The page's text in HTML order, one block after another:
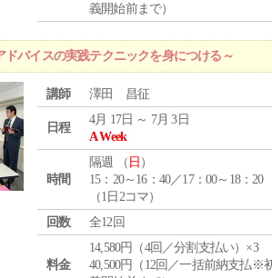
義開始前まで）
バイスの実践テクニックを身につける～
講師 澤田 昌征
日程
4月 17日 ～ 7月 3日
A Week
時間
隔週 （ 日 ）
15：20～16：40／17：00～18：20
（1日2コマ）
回数
全12回
料金
14,580円（4回／分割支払い）×3
40,500円（12回／一括前納支払※